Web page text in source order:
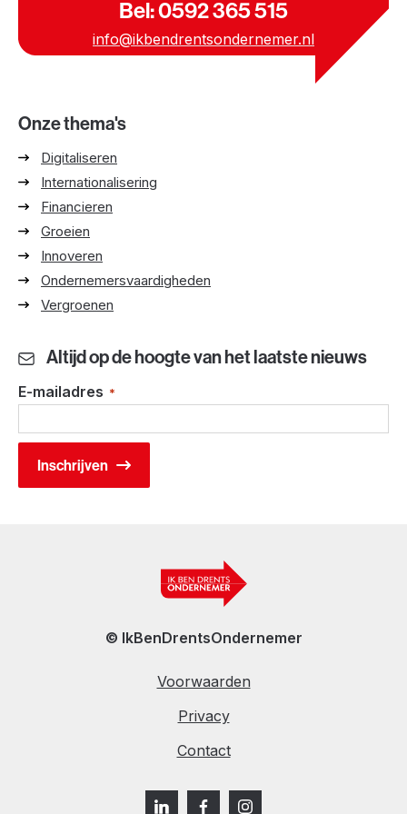
Bel: 0592 365 515
info@ikbendrentsondernemer.nl
Onze thema's
Digitaliseren
Internationalisering
Financieren
Groeien
Innoveren
Ondernemersvaardigheden
Vergroenen
Altijd op de hoogte van het laatste nieuws
E-mailadres *
© IkBenDrentsOndernemer
Voorwaarden
Privacy
Contact